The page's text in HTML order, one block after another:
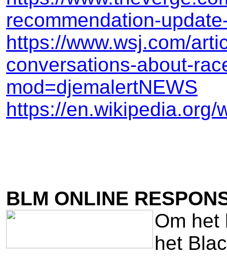
recommendation-
https://www.wsj.com/
conversations-about-
mod=djemalertNEWS
https://en.wikipedia.org/
BLM ONLINE
Om het
het